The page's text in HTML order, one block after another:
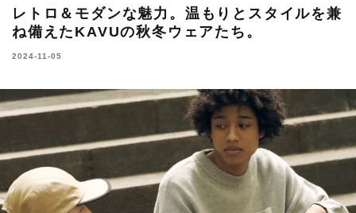
レトロ＆モダンな魅力。温もりとスタイルを兼
ね備えたKAVUの秋冬ウェアたち。
2024-11-05